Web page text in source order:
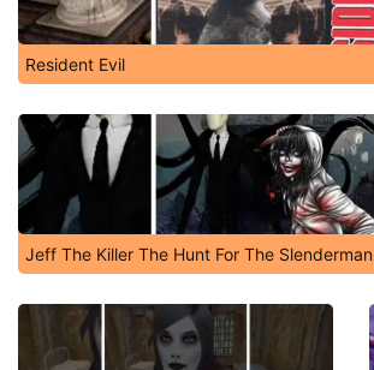
Resident Evil
Jeff The Killer The Hunt For The Slenderman